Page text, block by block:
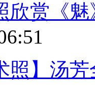
欣赏《魅
照】汤